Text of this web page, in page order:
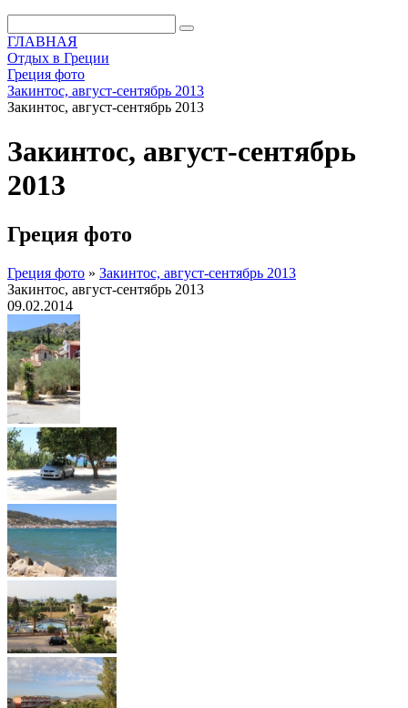
ГЛАВНАЯ
Отдых в Греции
Греция фото
Закинтос, август-сентябрь 2013
Закинтос, август-сентябрь 2013
Закинтос, август-сентябрь
2013
Греция фото
Греция фото » Закинтос, август-сентябрь 2013
Закинтос, август-сентябрь 2013
09.02.2014